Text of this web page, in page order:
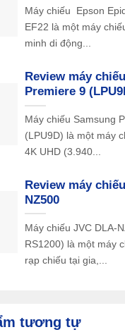
Máy chiếu Epson
EF22 là một máy
minh di động...
Review máy
Premiere 9
Máy chiếu Samsung
(LPU9D) là một máy
4K UHD (3.940...
Review máy
NZ500
Máy chiếu JVC DLA-
RS1200) là một máy
rạp chiếu tại gia,...
tương tự